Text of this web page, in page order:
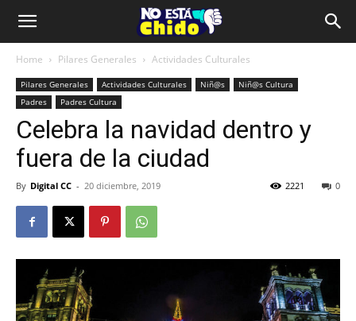
Home Pilares Generales Actividades Culturales
Pilares Generales Actividades Culturales Niñ@s
Niñ@s Cultura
Padres
Padres Cultura
Celebra la navidad dentro y
fuera de la ciudad
By Digital CC - 20 diciembre, 2019 0
2221